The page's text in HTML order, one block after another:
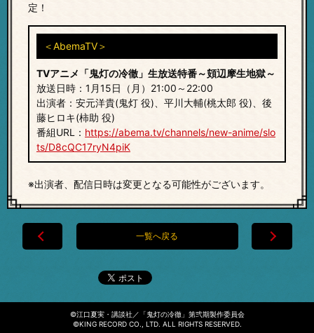
定！
＜AbemaTV＞
TVアニメ「鬼灯の冷徹」生放送特番～頞辺摩生地獄～
放送日時：1月15日（月）21:00～22:00
出演者：安元洋貴(鬼灯 役)、平川大輔(桃太郎 役)、後
藤ヒロキ(柿助 役)
番組URL： https://abema.tv/channels/new-anime/slo
ts/D8cQC17ryN4piK
※出演者、配信日時は変更となる可能性がございます。
一覧へ戻る
©江口夏実・講談社／「鬼灯の冷徹」第弐期製作委員会
©KING RECORD CO., LTD. ALL RIGHTS RESERVED.